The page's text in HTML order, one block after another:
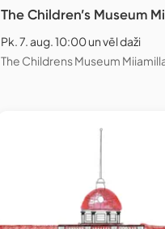
The Children’s Museum
Pk. 7. aug. 10:00 un vēl daži
The Childrens Museum